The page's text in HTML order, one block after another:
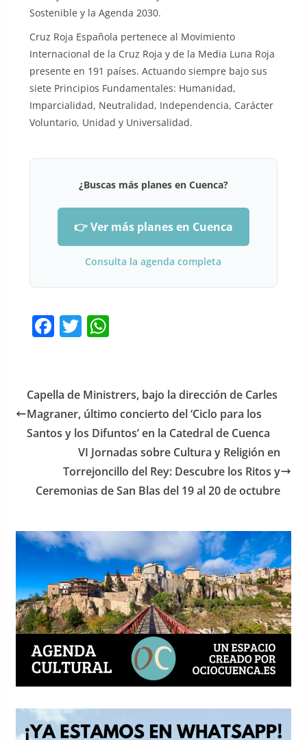
Sostenible y la Agenda 2030.
Cruz Roja Española pertenece al Movimiento
Internacional de la Cruz Roja y de la Media Luna Roja
presente en 191 países. Actuando siempre bajo sus
siete Principios Fundamentales: Humanidad,
Imparcialidad, Neutralidad, Independencia, Carácter
Voluntario, Unidad y Universalidad.
¿Buscas más planes en Cuenca?
👉 Ver más planes en Cuenca
Consulta la agenda completa
F
e
b
o
k
T
er
W
s
A
p
p
Capella de Ministrers, bajo la dirección de Carles
Magraner, último concierto del ‘Ciclo para los
Santos y los Difuntos’ en la Catedral de Cuenca
VI Jornadas sobre Cultura y Religión en
Torrejoncillo del Rey: Descubre los Ritos y
Ceremonias de San Blas del 19 al 20 de octubre